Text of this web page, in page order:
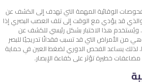
الوقائية المهمة التي تهدف إلى الكشف عن
والذي قد يؤدي مع الوقت إلى تلف العصب البصري إذا
ويُستخدم هذا الاختبار بشكل رئيسي للكشف عن
من الأمراض التي قد تسبب فقدانًا تدريجيًا للبصر
لذلك يساعد الفحص الدوري لضغط العين في حماية
خطيرة تؤثر على كفاءة الإبصار.